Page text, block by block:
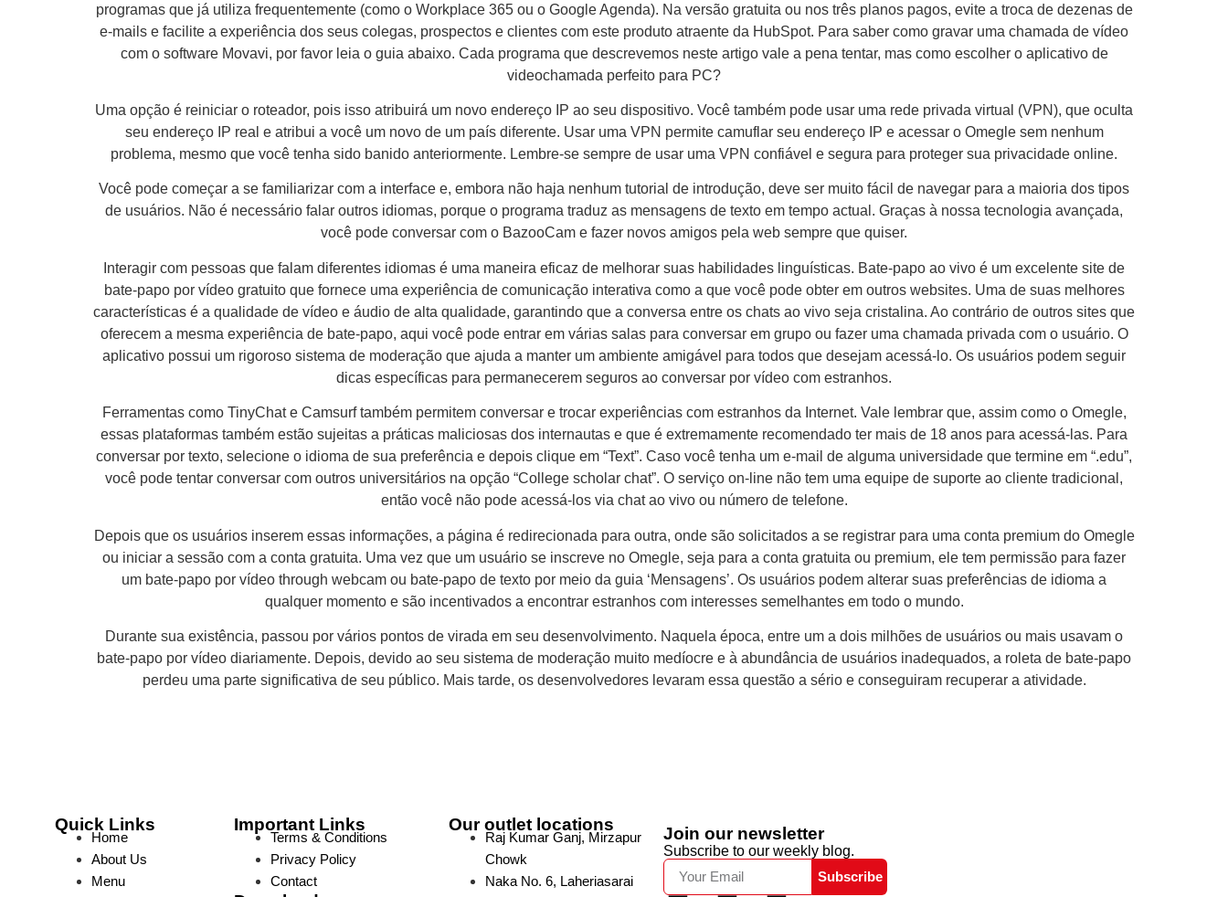
programas que já utiliza frequentemente (como o Workplace 365 ou o Google Agenda). Na versão gratuita ou nos três planos pagos, evite a troca de dezenas de
e-mails e facilite a experiência dos seus colegas, prospectos e clientes com este produto atraente da HubSpot. Para saber como gravar uma chamada de vídeo
com o software Movavi, por favor leia o guia abaixo. Cada programa que descrevemos neste artigo vale a pena tentar, mas como escolher o aplicativo de
videochamada perfeito para PC?
⁣Uma opção é reiniciar o roteador, pois isso atribuirá um novo endereço IP ao seu dispositivo. Você também pode usar uma rede privada virtual (VPN), que oculta
seu endereço IP real e atribui a você um novo de um país diferente. Usar uma VPN permite camuflar seu endereço IP e acessar o Omegle sem nenhum
problema, mesmo que você tenha sido banido anteriormente. Lembre-se sempre de usar uma VPN confiável e segura para proteger sua privacidade online.
Você pode começar a se familiarizar com a interface e, embora não haja nenhum tutorial de introdução, deve ser muito fácil de navegar para a maioria dos tipos
de usuários. Não é necessário falar outros idiomas, porque o programa traduz as mensagens de texto em tempo actual. Graças à nossa tecnologia avançada,
você pode conversar com o BazooCam e fazer novos amigos pela web sempre que quiser.
Interagir com pessoas que falam diferentes idiomas é uma maneira eficaz de melhorar suas habilidades linguísticas. Bate-papo ao vivo é um excelente site de
bate-papo por vídeo gratuito que fornece uma experiência de comunicação interativa como a que você pode obter em outros websites. Uma de suas melhores
características é a qualidade de vídeo e áudio de alta qualidade, garantindo que a conversa entre os chats ao vivo seja cristalina. Ao contrário de outros sites que
oferecem a mesma experiência de bate-papo, aqui você pode entrar em várias salas para conversar em grupo ou fazer uma chamada privada com o usuário. O
aplicativo possui um rigoroso sistema de moderação que ajuda a manter um ambiente amigável para todos que desejam acessá-lo. Os usuários podem seguir
dicas específicas para permanecerem seguros ao conversar por vídeo com estranhos.
Ferramentas como TinyChat e Camsurf também permitem conversar e trocar experiências com estranhos da Internet. Vale lembrar que, assim como o Omegle,
essas plataformas também estão sujeitas a práticas maliciosas dos internautas e que é extremamente recomendado ter mais de 18 anos para acessá-las. Para
conversar por texto, selecione o idioma de sua preferência e depois clique em “Text”. Caso você tenha um e-mail de alguma universidade que termine em “.edu”,
você pode tentar conversar com outros universitários na opção “College scholar chat”. O serviço on-line não tem uma equipe de suporte ao cliente tradicional,
então você não pode acessá-los via chat ao vivo ou número de telefone.
Depois que os usuários inserem essas informações, a página é redirecionada para outra, onde são solicitados a se registrar para uma conta premium do Omegle
ou iniciar a sessão com a conta gratuita. Uma vez que um usuário se inscreve no Omegle, seja para a conta gratuita ou premium, ele tem permissão para fazer
um bate-papo por vídeo through webcam ou bate-papo de texto por meio da guia ‘Mensagens’. Os usuários podem alterar suas preferências de idioma a
qualquer momento e são incentivados a encontrar estranhos com interesses semelhantes em todo o mundo.
Durante sua existência, passou por vários pontos de virada em seu desenvolvimento. Naquela época, entre um a dois milhões de usuários ou mais usavam o
bate-papo por vídeo diariamente. Depois, devido ao seu sistema de moderação muito medíocre e à abundância de usuários inadequados, a roleta de bate-papo
perdeu uma parte significativa de seu público. Mais tarde, os desenvolvedores levaram essa questão a sério e conseguiram recuperar a atividade.
Quick Links
Home
About Us
Menu
Important Links
Terms & Conditions
Privacy Policy
Contact
Our outlet locations
Raj Kumar Ganj, Mirzapur
Chowk
Naka No. 6, Laheriasarai
Join our newsletter
Subscribe to our weekly blog.
Subscribe